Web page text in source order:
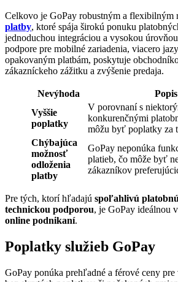
Celkovo je GoPay robustným a flexibilným
platby, ktoré spája širokú ponuku
jednoduchou integráciou a vysokou
podpore pre mobilné zariadenia, viacero
opakovaným platbám, poskytuje
zákazníckeho zážitku a zvýšenie predaja.
Nevýhoda
Popis
Vyššie
poplatky
V porovnaní s
konkurenčnými
môžu byť poplatky za
Chýbajúca
možnosť
odloženia
platby
GoPay neponúka
platieb, čo môže byť
zákazníkov
Pre tých, ktorí hľadajú spoľahlivú
technickou podporou, je GoPay ideálnou
online podnikaní.
Poplatky služieb GoPay
GoPay ponúka prehľadné a férové ceny